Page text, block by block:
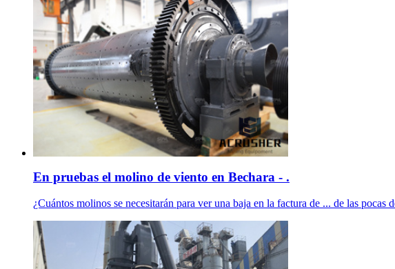
En pruebas el molino de viento en Bechara - .
¿Cuántos molinos se necesitarán para ver una baja en la factura de ... de las